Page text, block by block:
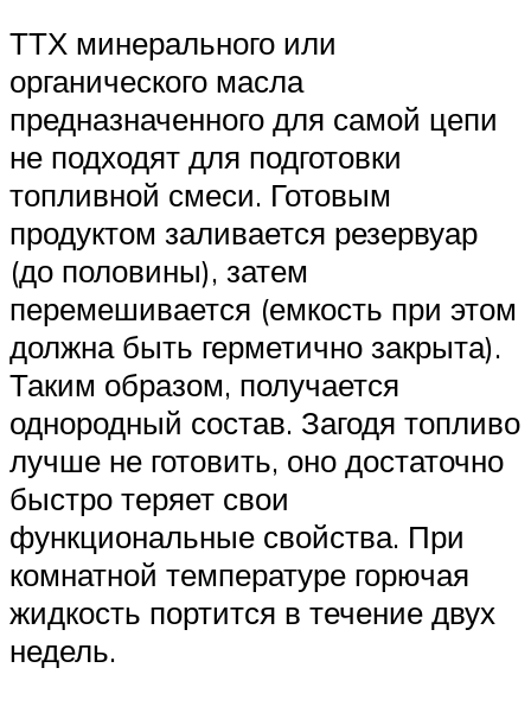
ТТХ минерального или
органического масла
предназначенного для самой цепи
не подходят для подготовки
топливной смеси. Готовым
продуктом заливается резервуар
(до половины), затем
перемешивается (емкость при этом
должна быть герметично закрыта).
Таким образом, получается
однородный состав. Загодя топливо
лучше не готовить, оно достаточно
быстро теряет свои
функциональные свойства. При
комнатной температуре горючая
жидкость портится в течение двух
недель.